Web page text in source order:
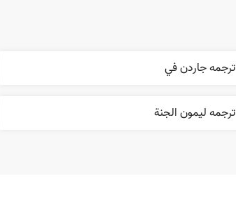
ترجمه جاردن في
ترجمه ليمون الجنة